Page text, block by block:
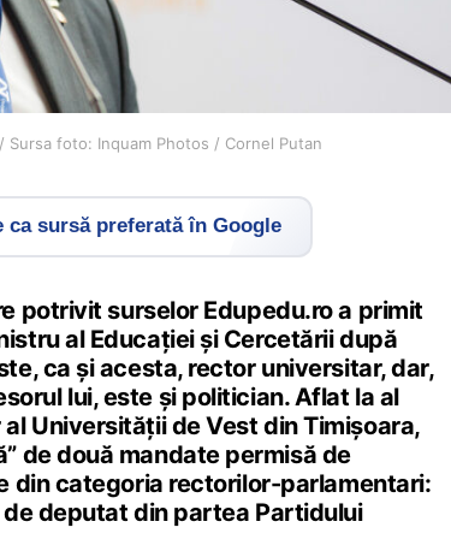
foto: Inquam Photos / Cornel Putan
ca sursă preferată în Google
potrivit surselor Edupedu.ro a primit
al Educației și Cercetării după
ca și acesta, rector universitar, dar,
lui, este și politician. Aflat la al
Universității de Vest din Timișoara,
de două mandate permisă de
din categoria rectorilor-parlamentari:
deputat din partea Partidului